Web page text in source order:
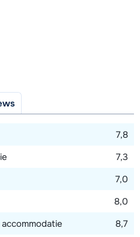
en parkeergelegenheid
7,8
7,3
7,0
8,0
8,7